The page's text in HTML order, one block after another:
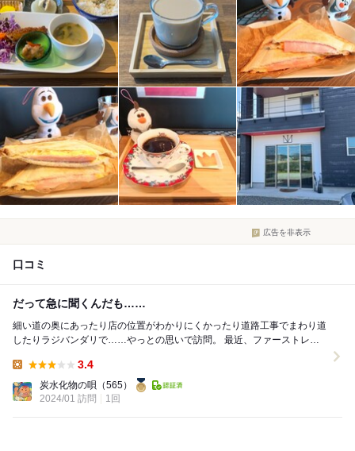
広告を非表示
口コミ
だって急に聞くんだも……
細い道の奥にあったり店の位置がわかりにくかったり道路工事でまわり道
したりラジバンダリで……やっとの思いで訪問。 最近、ファーストレビ
3.4
炭水化物の唄 （565）
2024/01 訪問
1回